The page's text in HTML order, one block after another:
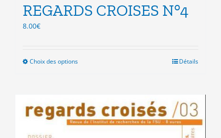
REGARDS CROISES N°4
8.00€
Choix des optionsCe
variations.
Les
options
Détails